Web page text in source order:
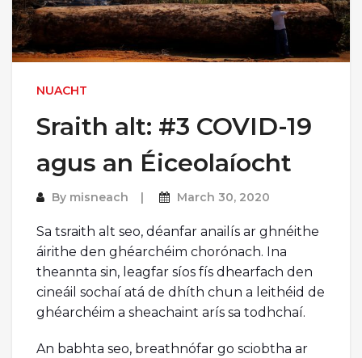
NUACHT
Sraith alt: #3 COVID-19
agus an Éiceolaíocht
By misneach March 30, 2020
Sa tsraith alt seo, déanfar anailís ar ghnéithe
áirithe den ghéarchéim chorónach. Ina
theannta sin, leagfar síos fís dhearfach den
cineáil sochaí atá de dhíth chun a leithéid de
ghéarchéim a sheachaint arís sa todhchaí.
An babhta seo, breathnófar go sciobtha ar